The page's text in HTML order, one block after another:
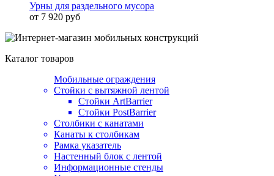
Урны для раздельного мусора
от 7 920 руб
Каталог товаров
Мобильные ограждения
Стойки с вытяжной лентой
Стойки ArtBarrier
Стойки PostBarrier
Столбики с канатами
Канаты к столбикам
Рамка указатель
Настенный блок с лентой
Информационные стенды